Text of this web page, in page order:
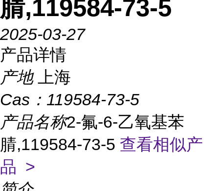
腈,119584-73-5
2025-03-27
产品详情
产地
上海
Cas： 119584-73-5
产品名称2-氟-6-乙氧基苯
腈,119584-73-5 查看相似产
品 >